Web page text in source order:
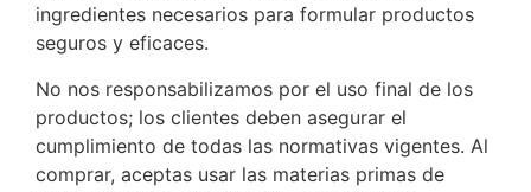
ingredientes necesarios para formular productos
seguros y eficaces.
No nos responsabilizamos por el uso final de los
productos; los clientes deben asegurar el
cumplimiento de todas las normativas vigentes. Al
comprar, aceptas usar las materias primas de